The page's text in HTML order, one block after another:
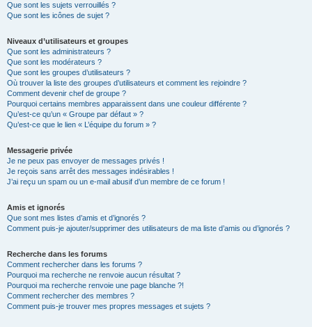
Que sont les sujets verrouillés ?
Que sont les icônes de sujet ?
Niveaux d’utilisateurs et groupes
Que sont les administrateurs ?
Que sont les modérateurs ?
Que sont les groupes d’utilisateurs ?
Où trouver la liste des groupes d’utilisateurs et comment les rejoindre ?
Comment devenir chef de groupe ?
Pourquoi certains membres apparaissent dans une couleur différente ?
Qu’est-ce qu’un « Groupe par défaut » ?
Qu’est-ce que le lien « L’équipe du forum » ?
Messagerie privée
Je ne peux pas envoyer de messages privés !
Je reçois sans arrêt des messages indésirables !
J’ai reçu un spam ou un e-mail abusif d’un membre de ce forum !
Amis et ignorés
Que sont mes listes d’amis et d’ignorés ?
Comment puis-je ajouter/supprimer des utilisateurs de ma liste d’amis ou d’ignorés ?
Recherche dans les forums
Comment rechercher dans les forums ?
Pourquoi ma recherche ne renvoie aucun résultat ?
Pourquoi ma recherche renvoie une page blanche ?!
Comment rechercher des membres ?
Comment puis-je trouver mes propres messages et sujets ?